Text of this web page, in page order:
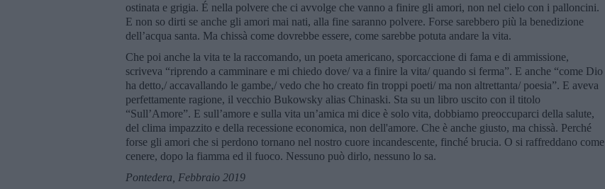
ostinata e grigia. É nella polvere che ci avvolge che vanno a finire gli amori, non nel cielo con i palloncini.
E non so dirti se anche gli amori mai nati, alla fine saranno polvere. Forse sarebbero più la benedizione
dell’acqua santa. Ma chissà come dovrebbe essere, come sarebbe potuta andare la vita.
Che poi anche la vita te la raccomando, un poeta americano, sporcaccione di fama e di ammissione,
scriveva “riprendo a camminare e mi chiedo dove/ va a finire la vita/ quando si ferma”. E anche “come Dio
ha detto,/ accavallando le gambe,/ vedo che ho creato fin troppi poeti/ ma non altrettanta/ poesia”. E aveva
perfettamente ragione, il vecchio Bukowsky alias Chinaski. Sta su un libro uscito con il titolo
“Sull’Amore”. E sull’amore e sulla vita un’amica mi dice è solo vita, dobbiamo preoccuparci della salute,
del clima impazzito e della recessione economica, non dell'amore. Che è anche giusto, ma chissà. Perché
forse gli amori che si perdono tornano nel nostro cuore incandescente, finché brucia. O si raffreddano come
cenere, dopo la fiamma ed il fuoco. Nessuno può dirlo, nessuno lo sa.
Pontedera, Febbraio 2019